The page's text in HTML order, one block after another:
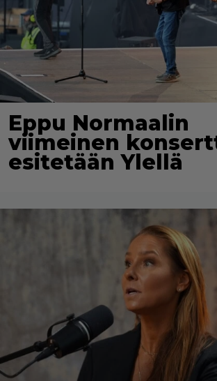
Eppu Normaalin
viimeinen
esitetään Ylellä